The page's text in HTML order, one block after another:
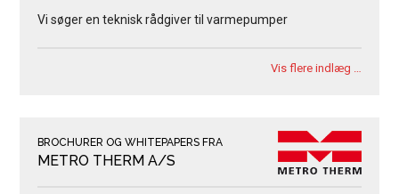
Vi søger en teknisk rådgiver til varmepumper
Vis flere indlæg …
BROCHURER OG WHITEPAPERS FRA
METRO THERM A/S